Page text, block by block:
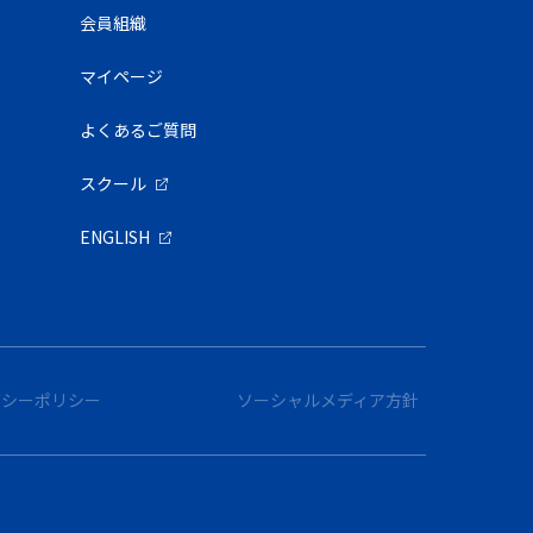
会員組織
マイページ
よくあるご質問
スクール
ENGLISH
ーポリシー ソーシャルメディア方針